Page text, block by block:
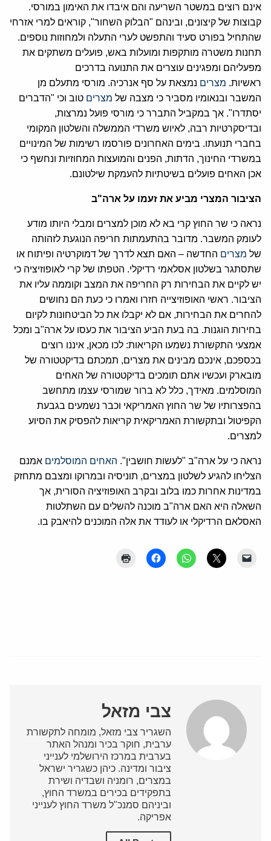
אינם רוצים במשטר השריעה והם איבדו את האימון במורסי.
קבוצות של קיצונים, ובינהם "הבלוק השחור", קוראים למרי אזרחי
שהתחיל בפורט סעיד והתפשט לערי התעלה ולמחוזות נוספים.
תחנות משטרה מותקפות ומועלות באש, פועלים משתקים את
מפעליהם ומפגינים עוצרים את התנועה בדרכים
ראשיות. מצרים נמצאת על סף אנרכיה. מורסי מתעלם מן
המשבר ובנאומיו מסביר כי מצבה של מצרים טוב וכי "הדברים
יסתדרו". אך במקביל התברר כי מורסי פועל נמרצות,
ובדיסקרטיות רבה, לאיוש משרדי הממשלה והשלטון המקומי
בחברי תנועתו. בימים האחרונים פורסמו רשימות של המינויים
במשרדי החינוך, הדתות, הפנים והמועצות המחוזיות ונחשף כי
אכן האחים פועלים בשיטתיות להעמקת שילטונם.
הציבור המצרי מביע את זעמו על ארה"ב
נראה כי שר החוץ קרי בא לא מוכן למצרים ומבלי היותו מודע
לעומק המשבר. מדובר בהתעמתות חריפה הנוגעת לזהותה
של מצרים החדשה – האם תצא לדרך של דמוקרטיה ופיתוח או
שתסתגר בשלטון אסלאמי רדיקלי. הטפתו של קרי לאופוזיציה כי
יש לקיים את הבחירות רק החריפה את המצב וקוממה עליו את
הציבור. ראשי האופוזיצייה חזרו ואמרו כי כעת הם נחושים
להחרים את הבחירות, אם לא יקבלו את כל הביטחונות לקיום
בחירות הוגנות. בה בעת הביע הציבור את כעסו על ארה"ב ומכל
אמצעי התקשורת נשמעו הקריאות: לכו מכאן, איננו רוצים
בכספכם, אינכם מבינים את מצרים, תמכתם בדיקטטורה של
מובארק ועכשיו אתם תומכים בדיקטטורה של האחים
המוסלמים. מאידך, כלל לא ברור שמורסי עצמו מתחשב
בהפצרותיו של שר החוץ האמריקאי וכבר נשמעים בגבעת
הקפיטול ובתקשורת האמריקאית קריאות להפסיק את הסיוע
למצרים.
נראה כי על ארה"ב "לעשות חושבין". האחים המוסלמים אמנם
הצליחו להגיע לשלטון במצרים, תוניסיה ובמרוקו ומצבם מתחזק
במדינות אחרות כמו בלוב ובקרב האופוזיציה הסורית, אך
השאלה היא האם ארה"ב מוכנה להשלים עם השתלטות
האסלאם הרדיקלי או לעודד את אלה המוכנים להיאבק בו.
צבי מזאל
השגריר צבי מזאל, מומחה לתקשורת
ערבית, חוקר בכיר ומנהל האתר
בערבית במרכז הירושלמי לענייני
ציבור ומדינה. כיהן כשגריר ישראל
במצרים, רומניה ושבדיה ושירת
בתפקידים בכירים במשרד החוץ,
וביניהם סמנכ"ל משרד החוץ לענייני
אפריקה.